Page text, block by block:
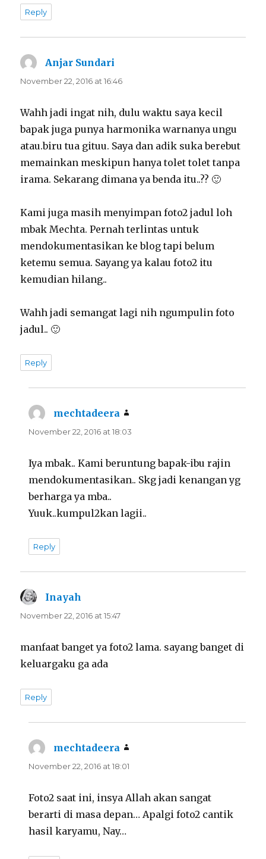
Reply
Anjar Sundari
November 22, 2016 at 16:46
Wahh jadi ingat nih, dulu waktu saya kecil
bapak juga punya harmonika warnanya ungu
atau.biru tua gituu. Saya dan adik suka berebut
memainkan meskipun hanya tolet tolet tanpa
irama. Sekarang dimana ya benda itu..?? 🙂
Kami juga masih menyimpan foto2 jadul loh
mbak Mechta. Pernah terlintas untuk
mendokumentasikan ke blog tapi belum
ketemu semua. Sayang ya kalau foto2 itu
kemudian hilang..
Wahh jadi semangat lagi nih ngumpulin foto
jadul.. 🙂
Reply
mechtadeera
November 22, 2016 at 18:03
Iya mbak.. Kami beruntung bapak-ibu rajin
mendokumentasikan.. Skg jadi kenangan yg
berharga ya mba..
Yuuk..kumpul2kan lagii..
Reply
Inayah
November 22, 2016 at 15:47
manfaat banget ya foto2 lama. sayang banget di
keluargaku ga ada
Reply
mechtadeera
November 22, 2016 at 18:01
Foto2 saat ini, insya Allah akan sangat
berarti di masa depan… Apalgi foto2 cantik
hasil karyamu, Nay…